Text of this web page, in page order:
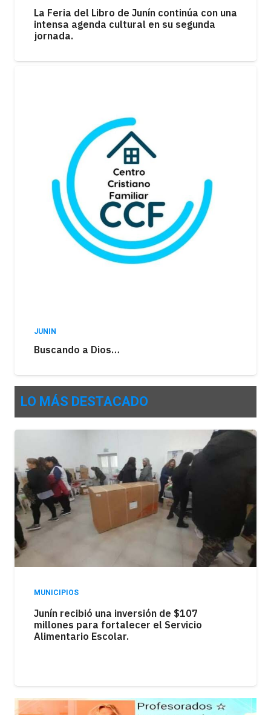
La Feria del Libro de Junín continúa con una
intensa agenda cultural en su segunda
jornada.
JUNIN
Buscando a Dios…
LO MÁS DESTACADO
MUNICIPIOS
Junín, entre los municipios con mayor